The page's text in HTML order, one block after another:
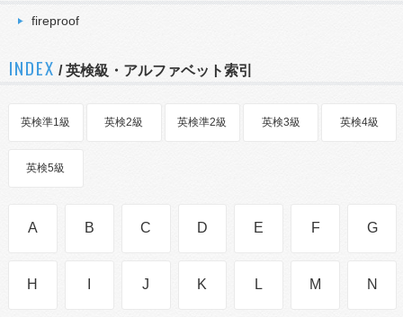
fireproof
INDEX / 英検級・アルファベット索引
英検準1級 英検2級 英検準2級 英検3級 英検4級
英検5級
A B C D E F G
H J K L M N